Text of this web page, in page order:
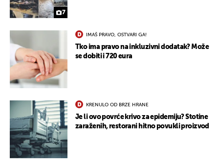
7
IMAŠ PRAVO, OSTVARI GA!
Tko ima pravo na inkluzivni dodatak? Može
se dobiti i 720 eura
KRENULO OD BRZE HRANE
Je li ovo povrće krivo za epidemiju? Stotine
zaraženih, restorani hitno povukli proizvod